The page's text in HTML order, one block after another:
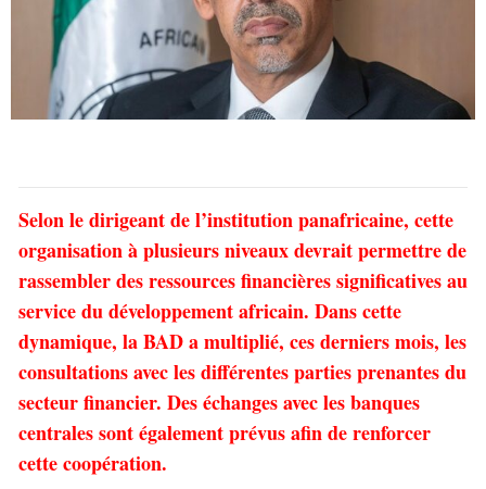
Selon le dirigeant de l’institution panafricaine, cette
organisation à plusieurs niveaux devrait permettre de
rassembler des ressources financières significatives au
service du développement africain. Dans cette
dynamique, la BAD a multiplié, ces derniers mois, les
consultations avec les différentes parties prenantes du
secteur financier. Des échanges avec les banques
centrales sont également prévus afin de renforcer
cette coopération.